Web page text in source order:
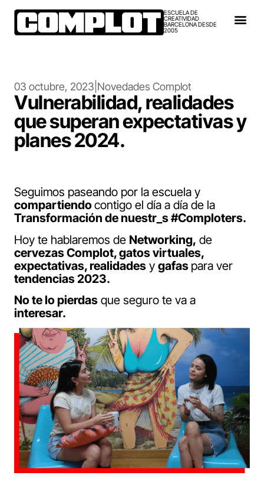
ESCUELA DE
CREATIVIDAD
BARCELONA DESDE
2005
03 octubre, 2023 Novedades Complot
Vulnerabilidad, realidades
que superan expectativas y
planes 2024.
Seguimos paseando por la escuela y
compartiendocontigo el día a día de la
Transformación de nuestr_s #Comploters.
Hoy te hablaremos de Networking, de
cervezas Complot, gatos virtuales,
expectativas, realidades y gafas para ver
tendencias 2023.
No te lo pierdas que seguro te va a
interesar.